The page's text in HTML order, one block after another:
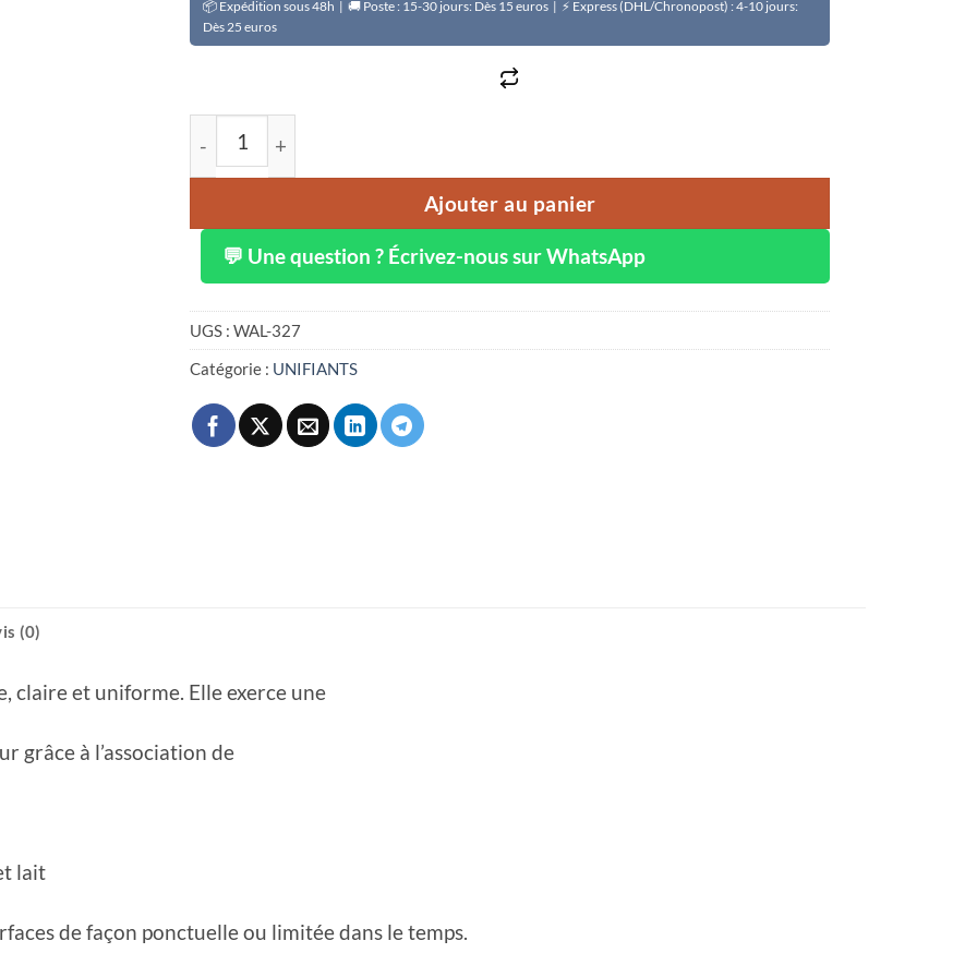
📦 Expédition sous 48h | 🚚 Poste : 15-30 jours: Dès 15 euros | ⚡ Express (DHL/Chronopost) : 4-10 jours:
Dès 25 euros
quantité de Huile clarifiante CLAIR-LISS
Ajouter au panier
💬 Une question ? Écrivez-nous sur WhatsApp
UGS :WAL-327
Catégorie : UNIFIANTS
(0)
claire et uniforme. Elle exerce une
grâce à l’association de
lait
de façon ponctuelle ou limitée dans le temps.